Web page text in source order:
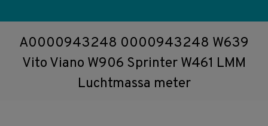
A0000943248 0000943248 W639
Vito Viano W906 Sprinter W461 LMM
Luchtmassa meter